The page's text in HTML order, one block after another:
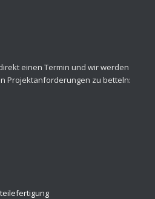
einen Termin und wir werden
Projektanforderungen zu betteln: